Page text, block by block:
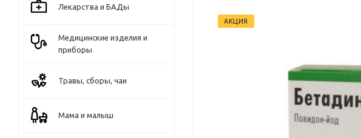
АКЦИЯ
Лекарства и БАДы
Медицинские изделия и
приборы
Травы, сборы, чаи
Мама и малыш